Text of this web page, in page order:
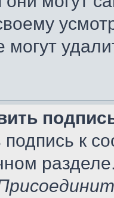
могут
подпись к